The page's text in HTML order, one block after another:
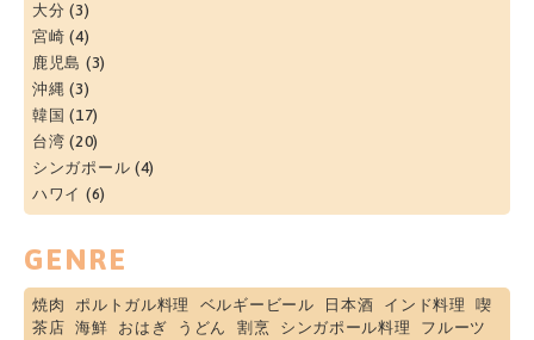
大分 (3)
宮崎 (4)
鹿児島 (3)
沖縄 (3)
韓国 (17)
台湾 (20)
シンガポール (4)
ハワイ (6)
GENRE
焼肉 ポルトガル料理 ベルギービール 日本酒 インド料理
喫
茶店
海鮮 おはぎ うどん 割烹 シンガポール料理
フルーツ